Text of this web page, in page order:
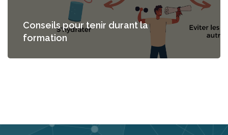
Conseils pour tenir durant la
formation
Passer [Cocoon] Parallax apps